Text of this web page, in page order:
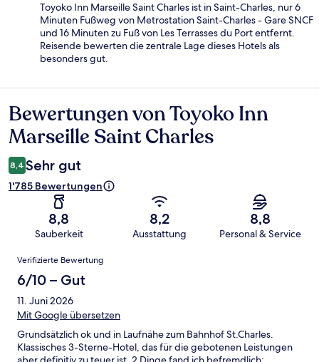
Toyoko Inn Marseille Saint Charles ist in Saint-Charles, nur 6
Minuten Fußweg von Metrostation Saint-Charles - Gare SNCF
und 16 Minuten zu Fuß von Les Terrasses du Port entfernt.
Reisende bewerten die zentrale Lage dieses Hotels als
besonders gut.
Bewertungen
Bewertungen von Toyoko Inn
Marseille Saint Charles
8,4 Sehr gut
1'785 Bewertungen
8,8
Sauberkeit
8,2
Ausstattung
8,8
Personal & Service
Bewertungen
Verifizierte Bewertung
6/10 – Gut
11. Juni 2026
Mit Google übersetzen
Grundsätzlich ok und in Laufnähe zum Bahnhof St.Charles.
Klassisches 3-Sterne-Hotel, das für die gebotenen Leistungen